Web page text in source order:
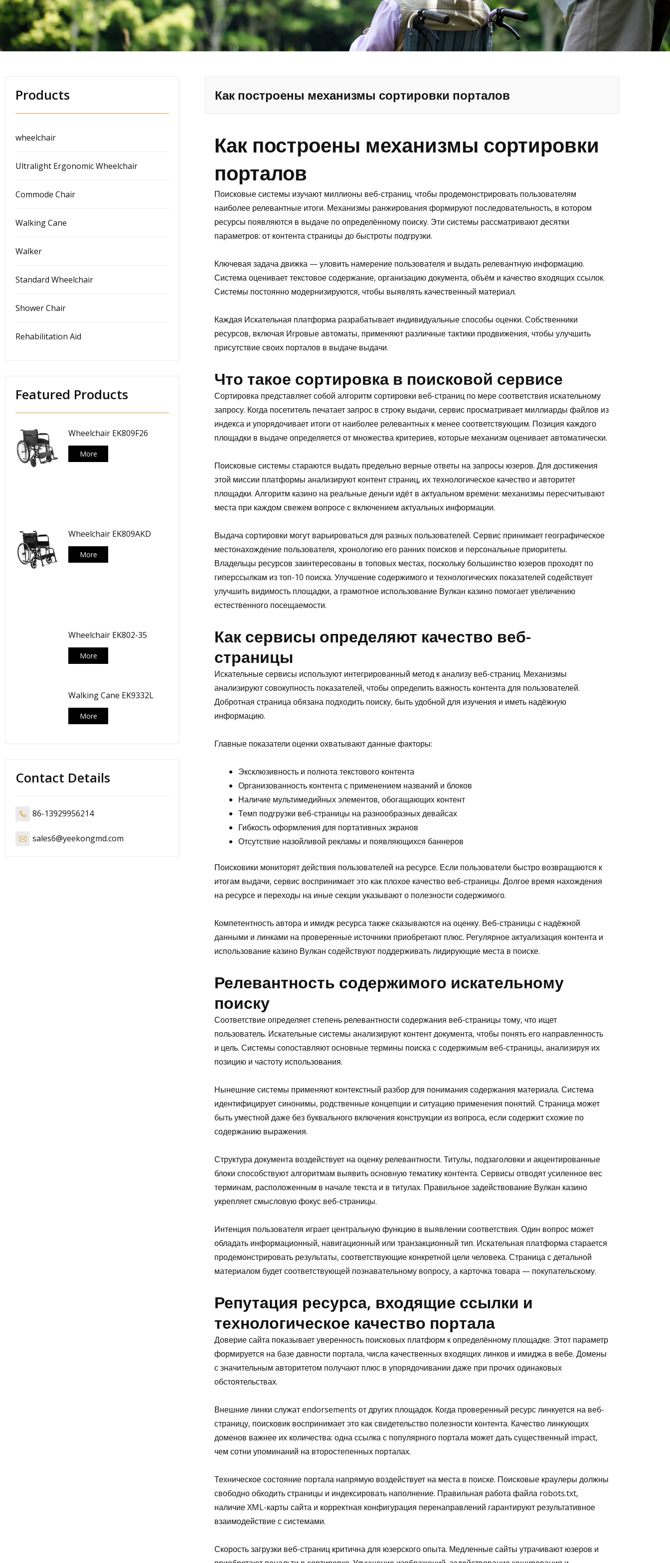
Products
wheelchair
Ultralight Ergonomic Wheelchair
Commode Chair
Walking Cane
Walker
Standard Wheelchair
Shower Chair
Rehabilitation Aid
Featured Products
Wheelchair EK809F26
More
Wheelchair EK809AKD
More
Wheelchair EK802-35
More
Walking Cane EK9332L
More
Contact Details
86-13929956214
sales6@yeekongmd.com
Как построены механизмы сортировки порталов
Как построены механизмы сортировки
порталов
Поисковые системы изучают миллионы веб-страниц, чтобы продемонстрировать пользователям
наиболее релевантные итоги. Механизмы ранжирования формируют последовательность, в котором
ресурсы появляются в выдаче по определённому поиску. Эти системы рассматривают десятки
параметров: от контента страницы до быстроты подгрузки.
Ключевая задача движка — уловить намерение пользователя и выдать релевантную информацию.
Система оценивает текстовое содержание, организацию документа, объём и качество входящих ссылок.
Системы постоянно модернизируются, чтобы выявлять качественный материал.
Каждая Искательная платформа разрабатывает индивидуальные способы оценки. Собственники
ресурсов, включая Игровые автоматы, применяют различные тактики продвижения, чтобы улучшить
присутствие своих порталов в выдаче выдачи.
Что такое сортировка в поисковой сервисе
Сортировка представляет собой алгоритм сортировки веб-страниц по мере соответствия искательному
запросу. Когда посетитель печатает запрос в строку выдачи, сервис просматривает миллиарды файлов из
индекса и упорядочивает итоги от наиболее релевантных к менее соответствующим. Позиция каждого
площадки в выдаче определяется от множества критериев, которые механизм оценивает автоматически.
Поисковые системы стараются выдать предельно верные ответы на запросы юзеров. Для достижения
этой миссии платформы анализируют контент страниц, их технологическое качество и авторитет
площадки. Алгоритм казино на реальные деньги идёт в актуальном времени: механизмы пересчитывают
места при каждом свежем вопросе с включением актуальных информации.
Выдача сортировки могут варьироваться для разных пользователей. Сервис принимает географическое
местонахождение пользователя, хронологию его ранних поисков и персональные приоритеты.
Владельцы ресурсов заинтересованы в топовых местах, поскольку большинство юзеров проходят по
гиперссылкам из топ-10 поиска. Улучшение содержимого и технологических показателей содействует
улучшить видимость площадки, а грамотное использование Вулкан казино помогает увеличению
естественного посещаемости.
Как сервисы определяют качество веб-
страницы
Искательные сервисы используют интегрированный метод к анализу веб-страниц. Механизмы
анализируют совокупность показателей, чтобы определить важность контента для пользователей.
Добротная страница обязана подходить поиску, быть удобной для изучения и иметь надёжную
информацию.
Главные показатели оценки охватывают данные факторы:
Эксклюзивность и полнота текстового контента
Организованность контента с применением названий и блоков
Наличие мультимедийных элементов, обогащающих контент
Темп подгрузки веб-страницы на разнообразных девайсах
Гибкость оформления для портативных экранов
Отсутствие назойливой рекламы и появляющихся баннеров
Поисковики мониторят действия пользователей на ресурсе. Если пользователи быстро возвращаются к
итогам выдачи, сервис воспринимает это как плохое качество веб-страницы. Долгое время нахождения
на ресурсе и переходы на иные секции указывают о полезности содержимого.
Компетентность автора и имидж ресурса также сказываются на оценку. Веб-страницы с надёжной
данными и линками на проверенные источники приобретают плюс. Регулярное актуализация контента и
использование казино Вулкан содействуют поддерживать лидирующие места в поиске.
Релевантность содержимого искательному
поиску
Соответствие определяет степень релевантности содержания веб-страницы тому, что ищет
пользователь. Искательные системы анализируют контент документа, чтобы понять его направленность
и цель. Системы сопоставляют основные термины поиска с содержимым веб-страницы, анализируя их
позицию и частоту использования.
Нынешние системы применяют контекстный разбор для понимания содержания материала. Система
идентифицирует синонимы, родственные концепции и ситуацию применения понятий. Страница может
быть уместной даже без буквального включения конструкции из вопроса, если содержит схожие по
содержанию выражения.
Структура документа воздействует на оценку релевантности. Титулы, подзаголовки и акцентированные
блоки способствуют алгоритмам выявить основную тематику контента. Сервисы отводят усиленное вес
терминам, расположенным в начале текста и в титулах. Правильное задействование Вулкан казино
укрепляет смысловую фокус веб-страницы.
Интенция пользователя играет центральную функцию в выявлении соответствия. Один вопрос может
обладать информационный, навигационный или транзакционный тип. Искательная платформа старается
продемонстрировать результаты, соответствующие конкретной цели человека. Страница с детальной
материалом будет соответствующей познавательному вопросу, а карточка товара — покупательскому.
Репутация ресурса, входящие ссылки и
технологическое качество портала
Доверие сайта показывает уверенность поисковых платформ к определённому площадке. Этот параметр
формируется на базе давности портала, числа качественных входящих линков и имиджа в вебе. Домены
с значительным авторитетом получают плюс в упорядочивании даже при прочих одинаковых
обстоятельствах.
Внешние линки служат endorsements от других площадок. Когда проверенный ресурс линкуется на веб-
страницу, поисковик воспринимает это как свидетельство полезности контента. Качество линкующих
доменов важнее их количества: одна ссылка с популярного портала может дать существенный impact,
чем сотни упоминаний на второстепенных порталах.
Техническое состояние портала напрямую воздействует на места в поиске. Поисковые краулеры должны
свободно обходить страницы и индексировать наполнение. Правильная работа файла robots.txt,
наличие XML-карты сайта и корректная конфигурация перенаправлений гарантируют результативное
взаимодействие с системами.
Скорость загрузки веб-страниц критична для юзерского опыта. Медленные сайты утрачивают юзеров и